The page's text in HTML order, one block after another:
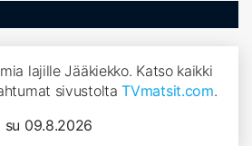
lajille Jääkiekko. Katso kaikki
sivustoltaTVmatsit.com.
su 09.8.2026